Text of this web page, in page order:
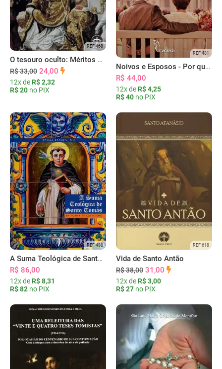
REF 468
O tesouro oculto: Méritos e Excelências da Santa Missa
R$ 33,00 24,00
12x de R$ 2,32
R$ 20 no PIX
REF 481
Noivos e Esposos - Por que os casamentos fracassam ou dão certo
R$ 44,00
12x de R$ 4,25
R$ 40 no PIX
REF 488
A Suma Teológica de Santo Tomás em forma de catecismo
R$ 86,00
12x de R$ 8,31
R$ 82 no PIX
REF 618
Vida de Santo Antão
R$ 38,00 31,00
12x de R$ 3,00
R$ 27 no PIX